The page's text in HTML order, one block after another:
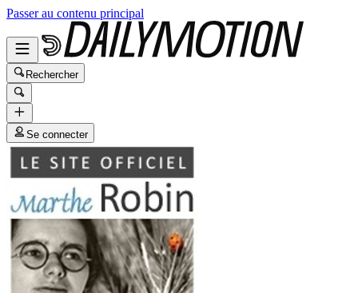
Passer au contenu principal
Rechercher
Se connecter